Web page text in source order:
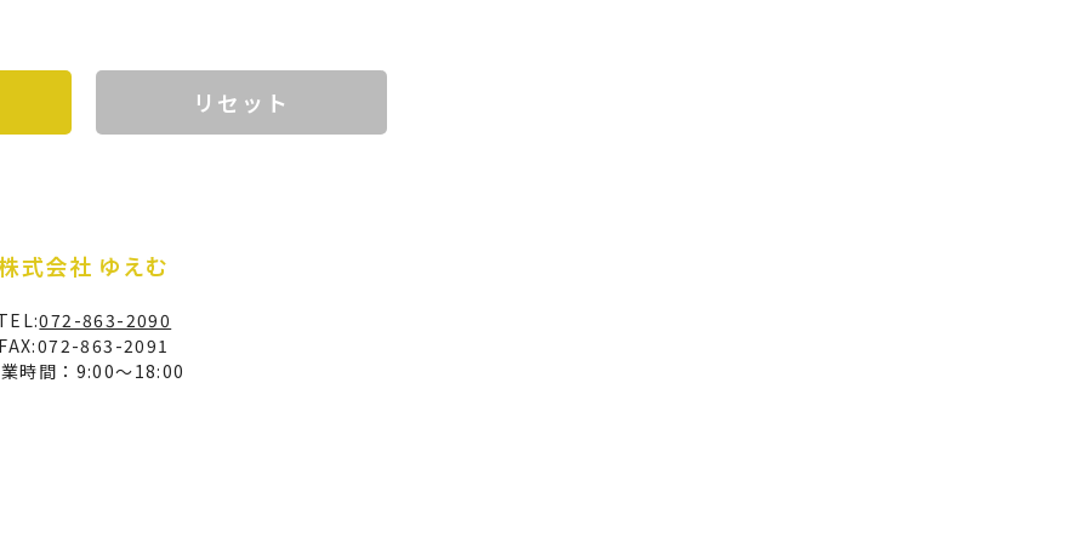
式会社 ゆえむ
072-863-2090
863-2091
時間：9:00〜18:00